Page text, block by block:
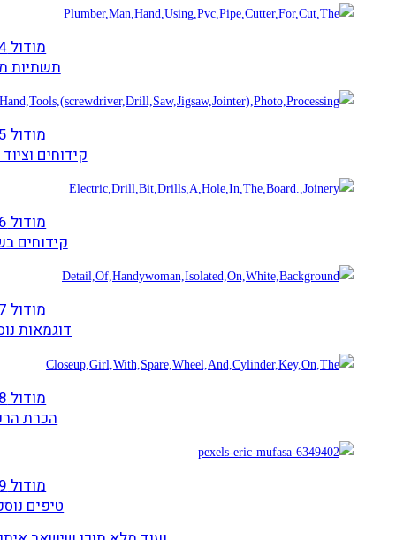
מודול 4
תשתיות
מודול 5
קידוחים
מודול 6
קידוחים
מודול 7
דוגמאות
מודול 8
הכרת
מודול 9
טיפים